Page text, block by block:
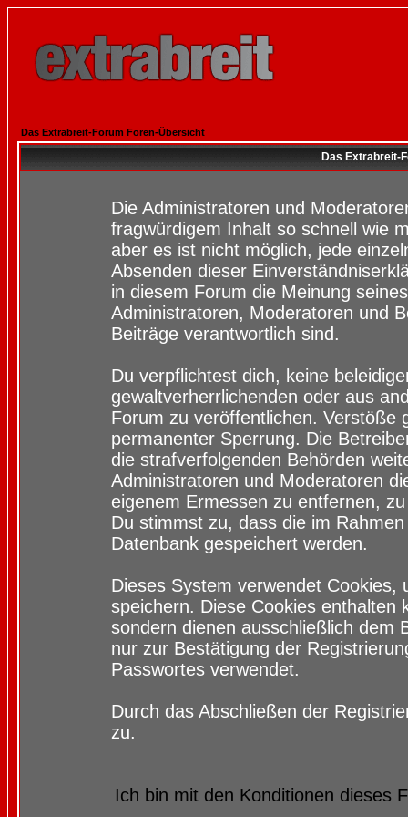
Das Extrabreit-Forum Foren-Übersicht
Das Extrabreit-
Die Administratoren und
fragwürdigem Inhalt so schnell wie
aber es ist nicht möglich, jede
Absenden dieser
in diesem Forum die Meinung
Administratoren, Moderatoren und
Beiträge verantwortlich sind.
Du verpflichtest dich, keine
gewaltverherrlichenden oder aus
Forum zu veröffentlichen. Verstöße
permanenter Sperrung. Die
die strafverfolgenden Behörden
Administratoren und Moderatoren
eigenem Ermessen zu entfernen,
Du stimmst zu, dass die im
Datenbank gespeichert werden.
Dieses System verwendet
speichern. Diese Cookies enthalten
sondern dienen ausschließlich dem
nur zur Bestätigung der
Passwortes verwendet.
Durch das Abschließen der
zu.
Ich bin mit den Konditionen dieses